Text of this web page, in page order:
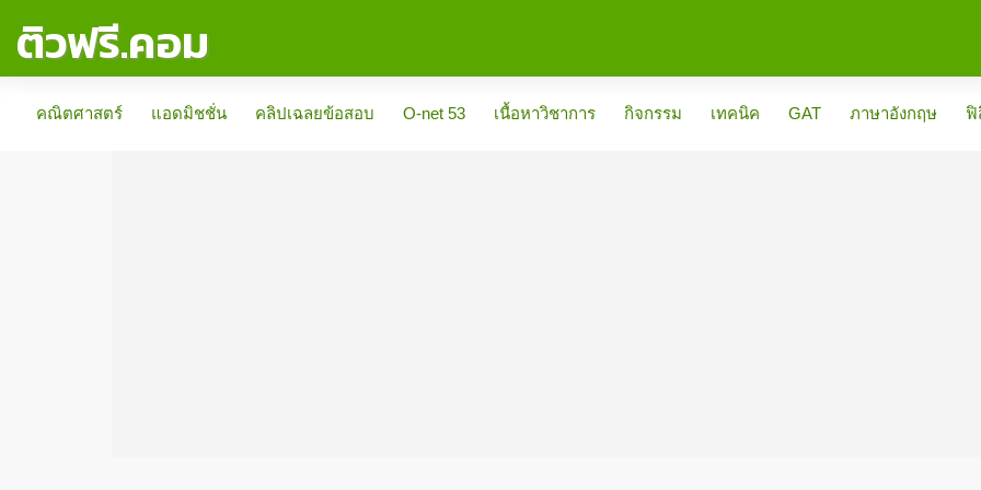
ติวฟรี.คอม
คณิตศาสตร์
แอดมิชชั่น คลิปเฉลยข้อสอบ O-net 53 เนื้อหาวิชาการ กิจกรรม เทคนิค GAT ภาษาอังกฤษ ฟิ